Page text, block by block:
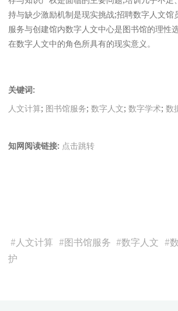
持与缺少激励机制是现实挑战;招聘数字人文馆
服务与创建馆内数字人文中心是图书馆的理性
在数字人文中的角色所具有的现实意义。
关键词:
人文计算; 图书馆服务;数字人文;数字学术;数
知网阅读链接: 点击跳转
#人文计算 #图书馆服务 #数字人文 #
护